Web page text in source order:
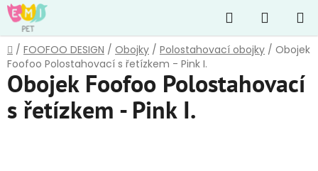
Přejít
na
obsah
Hledat
KOŠÍK
Domů
/ FOOFOO DESIGN / Obojky / Polostahovací obojky / Obojek
Foofoo Polostahovací s řetízkem - Pink I.
Obojek Foofoo Polostahovací
s řetízkem - Pink I.